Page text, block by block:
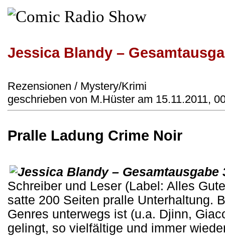
Jessica Blandy –
Rezensionen / Mystery/Krimi
geschrieben von M.Hüster am 15.11.2011,
Pralle Ladung Crime Noir
Schreiber und Leser (Label: Alles
satte 200 Seiten pralle Unterhaltung.
Genres unterwegs ist (u.a. Djinn,
gelingt, so vielfältige und immer